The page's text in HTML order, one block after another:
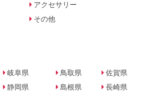
アクセサリー
その他
岐阜県
静岡県
鳥取県
島根県
佐賀県
長崎県